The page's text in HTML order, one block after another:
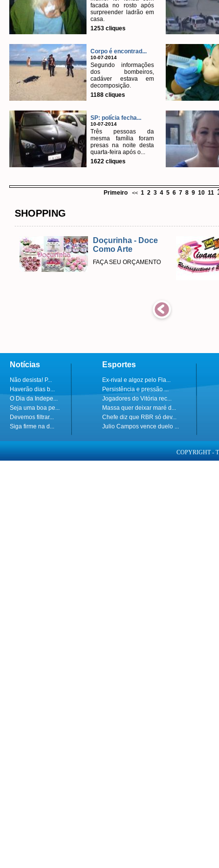
facada no rosto após
surpreender ladrão em
casa.
1253 cliques
Corpo é encontrad...
10-07-2014
Segundo informações
dos bombeiros,
cadáver estava em
decomposição.
1188 cliques
SP: polícia fecha...
10-07-2014
Três pessoas da
mesma família foram
presas na noite desta
quarta-feira após o...
1622 cliques
Primeiro << 1 2 3 4 5 6 7 8 9 10 11
SHOPPING
Doçurinha - Doce
Como Arte
FAÇA SEU ORÇAMENTO
Notícias
Não desista! P...
Haverão dias b...
O Dia da Indepe...
Seja uma boa pe...
Devemos filtrar...
Siga firme na d...
Esportes
Ex-rival e algoz pelo Fla...
Persistência e pressão ...
Jogadores do Vitória rec...
Massa quer deixar maré d...
Chefe diz que RBR só dev...
Julio Campos vence duelo ...
COPYRIGHT -